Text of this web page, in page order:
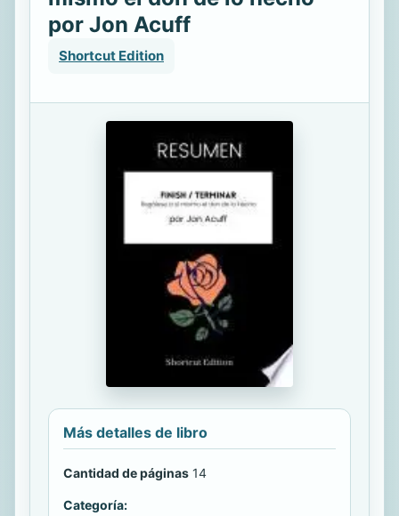
por Jon Acuff
Shortcut Edition
Más detalles de libro
Cantidad de páginas 14
Categoría: